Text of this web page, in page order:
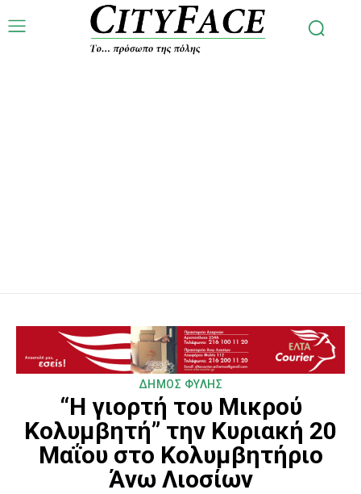
ΔΗΜΟΣ ΦΥΛΗΣ
“Η γιορτή του Μικρού
Κολυμβητή” την Κυριακή 20
Μαΐου στο Κολυμβητήριο
Άνω Λιοσίων